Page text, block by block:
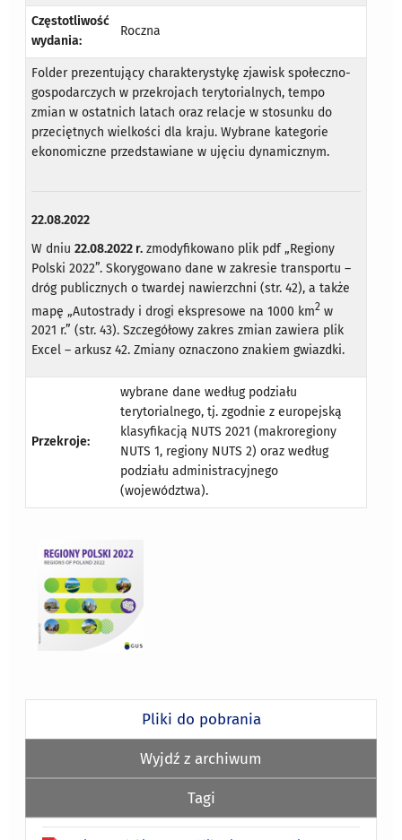
Częstotliwość
wydania:
Roczna
Folder prezentujący charakterystykę zjawisk społeczno-
gospodarczych w przekrojach terytorialnych, tempo
zmian w ostatnich latach oraz relacje w stosunku do
przeciętnych wielkości dla kraju. Wybrane kategorie
ekonomiczne przedstawiane w ujęciu dynamicznym.
22.08.2022
W dniu22.08.2022 r. zmodyfikowano plik pdf „Regiony
Polski 2022”. Skorygowano dane w zakresie transportu –
dróg publicznych o twardej nawierzchni (str. 42), a także
mapę „Autostrady i drogi ekspresowe na 1000 km2 w
2021 r.” (str. 43). Szczegółowy zakres zmian zawiera plik
Excel – arkusz 42. Zmiany oznaczono znakiem gwiazdki.
Przekroje:
wybrane dane według podziału
terytorialnego, tj. zgodnie z europejską
klasyfikacją NUTS 2021 (makroregiony
NUTS 1, regiony NUTS 2) oraz według
podziału administracyjnego
(województwa).
Pliki do pobrania
Wyjdź z archiwum
Tagi